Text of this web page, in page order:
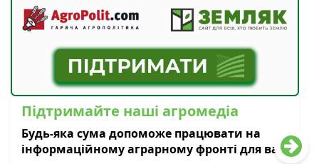
Підтримайте наші агромедіа
Будь-яка сума допоможе працювати на
інформаційному аграрному фронті для вас